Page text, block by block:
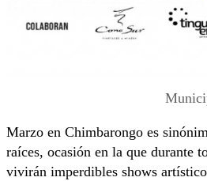
Marzo en Chimbarongo es
raíces, ocasión en la que durante
vivirán imperdibles shows